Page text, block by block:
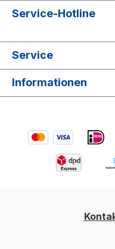
Service-Hotline
Service
Informationen